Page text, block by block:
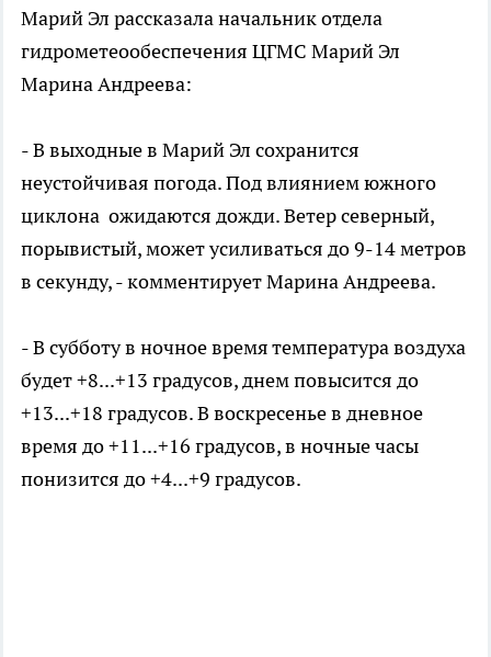
Марий Эл рассказала начальник отдела
гидрометеообеспечения ЦГМС Марий Эл
Марина Андреева:
- В выходные в Марий Эл сохранится
неустойчивая погода. Под влиянием южного
циклона ожидаются дожди. Ветер северный,
порывистый, может усиливаться до 9-14 метров
в секунду, - комментирует Марина Андреева.
- В субботу в ночное время температура воздуха
будет +8...+13 градусов, днем повысится до
+13...+18 градусов. В воскресенье в дневное
время до +11...+16 градусов, в ночные часы
понизится до +4...+9 градусов.